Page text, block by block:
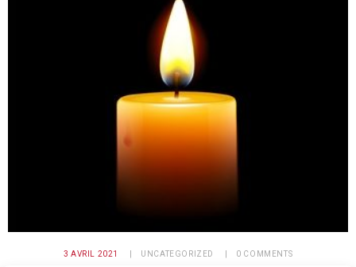
3 AVRIL 2021 UNCATEGORIZED 0 COMMENTS